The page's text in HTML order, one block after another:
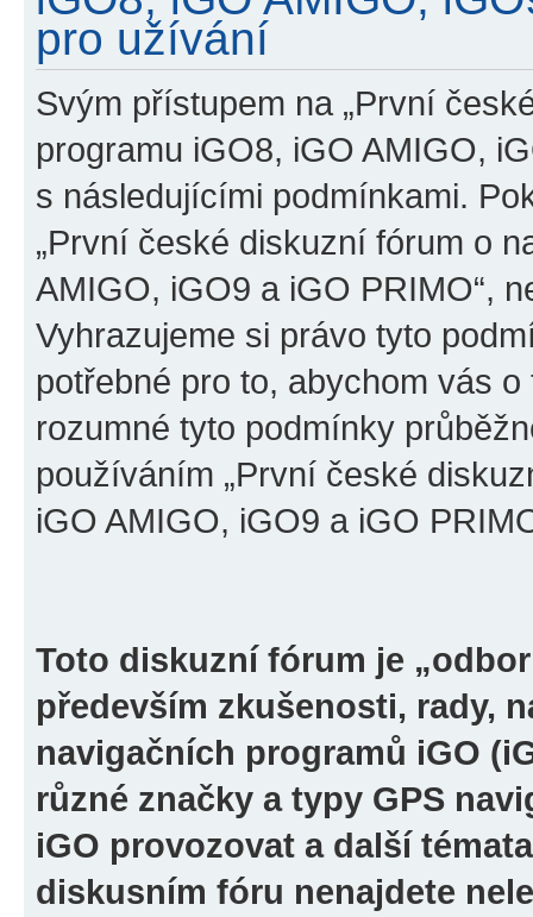
pro užívání
Svým přístupem na „První
programu iGO8, iGO AMIGO,
s následujícími podmínkami.
„První české diskuzní fórum o
AMIGO, iGO9 a iGO PRIMO“,
Vyhrazujeme si právo tyto
potřebné pro to, abychom vás
rozumné tyto podmínky
používáním „První české
iGO AMIGO, iGO9 a iGO
Toto diskuzní fórum je
především zkušenosti, rady,
navigačních programů iGO
různé značky a typy GPS
iGO provozovat a další
diskusním fóru nenajdete